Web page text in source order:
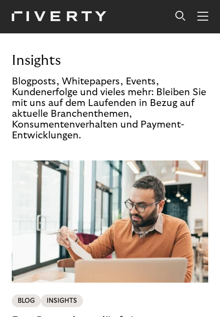
Insights
Blogposts, Whitepapers, Events,
Kundenerfolge und vieles mehr: Bleiben Sie
mit uns auf dem Laufenden in Bezug auf
aktuelle Branchenthemen,
Konsumentenverhalten und Payment-
Entwicklungen.
BLOG INSIGHTS